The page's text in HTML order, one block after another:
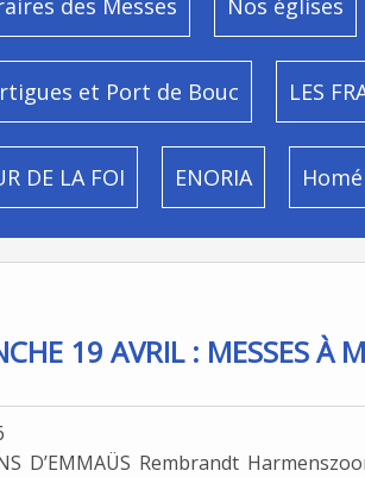
des Messes Nos églises
et Port de Bouc LES
DE LA FOI ENORIA
19 AVRIL : MESSES À
D’EMMAÜS Rembrandt